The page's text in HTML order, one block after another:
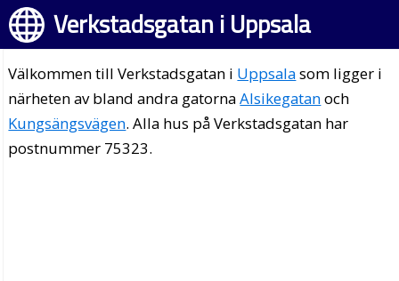
Verkstadsgatan i Uppsala
Välkommen till Verkstadsgatan i Uppsalasom ligger i
närheten av bland andra gatornaAlsikegatanoch
Kungsängsvägen. Alla hus på Verkstadsgatan har
postnummer 75323.